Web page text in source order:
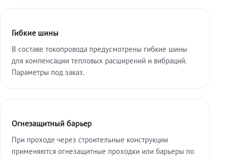
Гибкие шины
В составе токопровода предусмотрены гибкие шины
для компенсации тепловых расширений и вибраций.
Параметры под заказ.
Огнезащитный барьер
При проходе через строительные конструкции
применяются огнезащитные проходки или барьеры по